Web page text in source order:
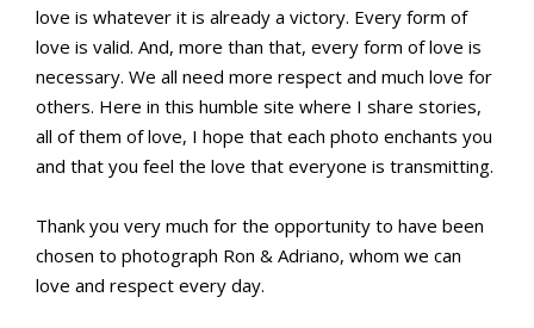
love is whatever it is already a victory. Every form of
love is valid. And, more than that, every form of love is
necessary. We all need more respect and much love for
others. Here in this humble site where I share stories,
all of them of love, I hope that each photo enchants you
and that you feel the love that everyone is transmitting.
Thank you very much for the opportunity to have been
chosen to photograph Ron & Adriano, whom we can
love and respect every day.